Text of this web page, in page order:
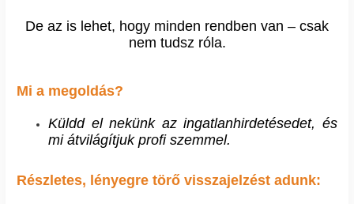
De az is lehet, hogy minden rendben van – csak
nem tudsz róla.
Mi a megoldás?
Küldd el nekünk az ingatlanhirdetésedet, és
mi átvilágítjuk profi szemmel.
Részletes, lényegre törő visszajelzést adunk: